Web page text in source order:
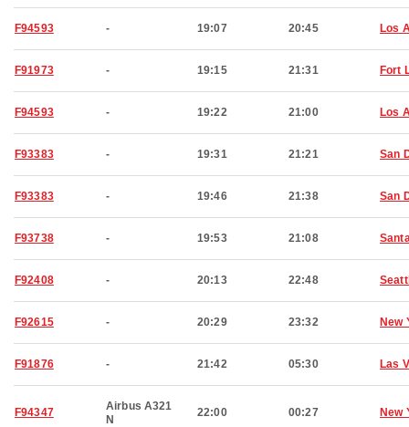
F94593 - 19:07 20:45 Los
F91973 - 19:15 21:31 Fort
F94593 - 19:22 21:00 Los
F93383 - 19:31 21:21 San
F93383 - 19:46 21:38 San
F93738 - 19:53 21:08
F92408 - 20:13 22:48
F92615 - 20:29 23:32 New
F91876 - 21:42 05:30 Las
F94347
Airbus A321
N
22:00 00:27 New